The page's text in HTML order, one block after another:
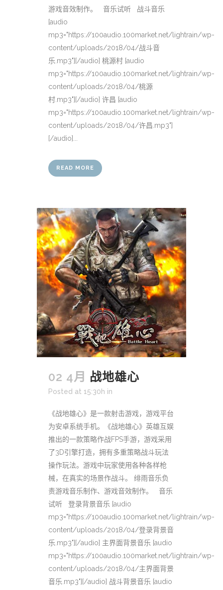
游戏音效制作。 音乐试听 战斗音乐
[audio
mp3="https://100audio.100market.net/lightrain/wp-
content/uploads/2018/04/战斗音
乐.mp3"][/audio] 桃源村 [audio
mp3="https://100audio.100market.net/lightrain/wp-
content/uploads/2018/04/桃源
村.mp3"][/audio] 许昌 [audio
mp3="https://100audio.100market.net/lightrain/wp-
content/uploads/2018/04/许昌.mp3"]
[/audio]...
READ MORE
02 4月 战地雄心
Posted at 15:30h in
《战地雄心》是一款射击游戏，游戏平台
为安卓系统手机。《战地雄心》英雄互娱
推出的一款策略作战FPS手游，游戏采用
了3D引擎打造，拥有多重策略战斗玩法
操作玩法。游戏中玩家使用各种各样枪
械，在真实的场景作战斗。 绯雨音乐负
责游戏音乐制作、游戏音效制作。 音乐
试听 登录背景音乐 [audio
mp3="https://100audio.100market.net/lightrain/wp-
content/uploads/2018/04/登录背景音
乐.mp3"][/audio] 主界面背景音乐 [audio
mp3="https://100audio.100market.net/lightrain/wp-
content/uploads/2018/04/主界面背景
音乐.mp3"][/audio] 战斗背景音乐 [audio